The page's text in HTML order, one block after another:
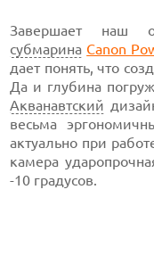
Завершает наш
субмарина Canon
дает понять, что
Да и глубина
Акванавтский
весьма
актуально при
камера
-10 градусов.